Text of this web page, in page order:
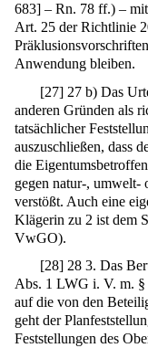
683] – Rn. 78 ff.) –
Art. 25 der Richtlinie
Anwendung bleiben.
[27] 27 b) Das
anderen Gründen als
tatsächlicher
auszuschließen, dass
die
gegen natur-, umwelt-
verstößt. Auch eine
Klägerin zu 2 ist dem
VwGO).
[28] 28 3. Das
Abs. 1 LWG i. V. m. §
auf die von den
geht der
Feststellungen des